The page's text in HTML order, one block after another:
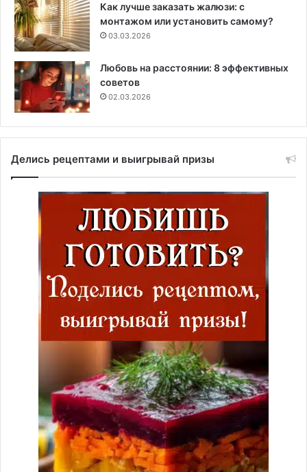
Как лучше заказать жалюзи: с
монтажом или установить самому?
03.03.2026
Любовь на расстоянии: 8 эффективных
советов
02.03.2026
Делись рецептами и выигрывай призы